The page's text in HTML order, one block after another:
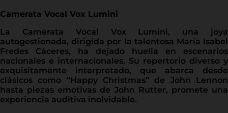
Camerata Vocal Vox Lumini
La Camerata Vocal Vox Lumini, una joya
autogestionada, dirigida por la talentosa María Isabel
Fredes Cáceres, ha dejado huella en escenarios
nacionales e internacionales. Su repertorio diverso y
exquisitamente interpretado, que abarca desde
clásicos como “Happy Christmas” de John Lennon
hasta piezas emotivas de John Rutter, promete una
experiencia auditiva inolvidable.